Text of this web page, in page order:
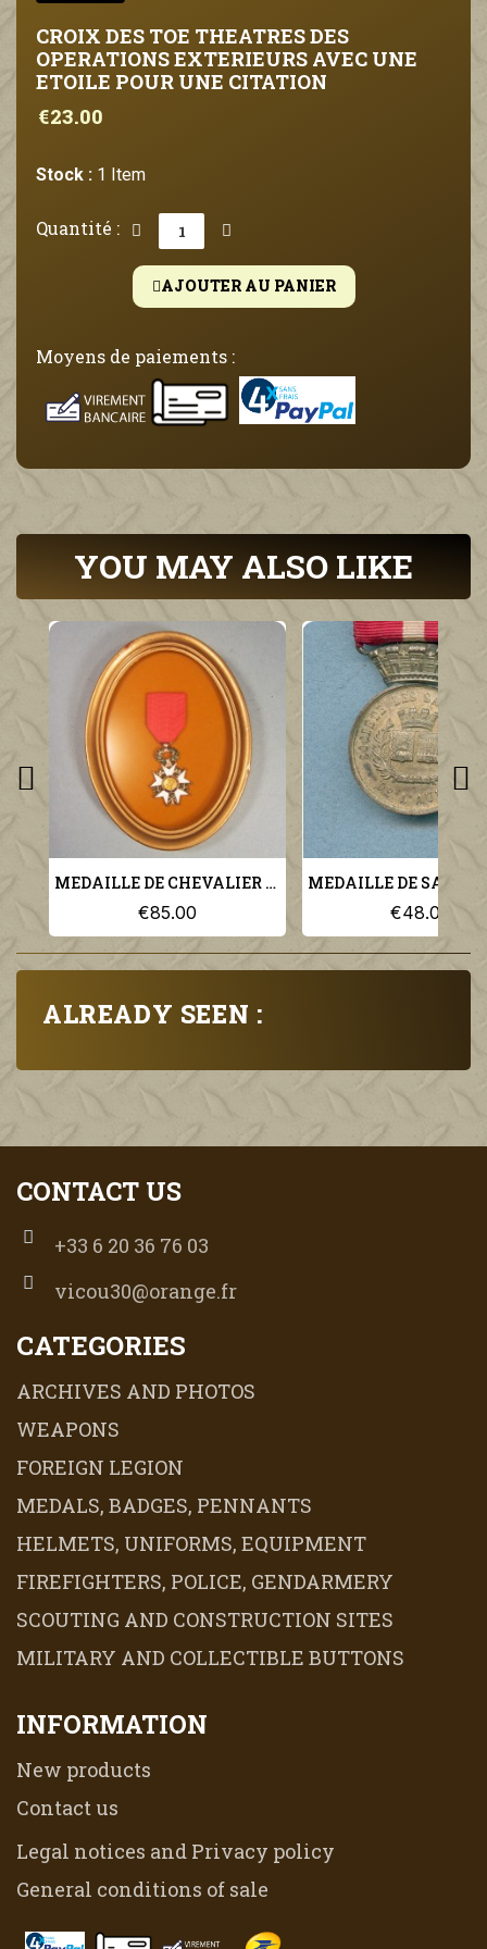
ALREADY SEEN :
CROIX DES TOE THEATRES DES
OPERATIONS EXTERIEURS AVEC UNE
ETOILE POUR UNE CITATION
€23.00
Stock : 1 Item
Quantité :
AJOUTER AU PANIER
Moyens de paiements :
YOU MAY ALSO LIKE
MEDAILLE DE CHEVALIER DE L'ORDRE DE LA LEGION D'HONNEUR 3 ème REPUBLIQUE ENCADREE
€85.00 €48.00
CONTACT US
+33 6 20 36 76 03
vicou30@orange.fr
CATEGORIES
ARCHIVES AND PHOTOS
WEAPONS
FOREIGN LEGION
MEDALS, BADGES, PENNANTS
HELMETS, UNIFORMS, EQUIPMENT
FIREFIGHTERS, POLICE, GENDARMERY
SCOUTING AND CONSTRUCTION SITES
MILITARY AND COLLECTIBLE BUTTONS
INFORMATION
New products
Contact us
Legal notices and Privacy policy
General conditions of sale